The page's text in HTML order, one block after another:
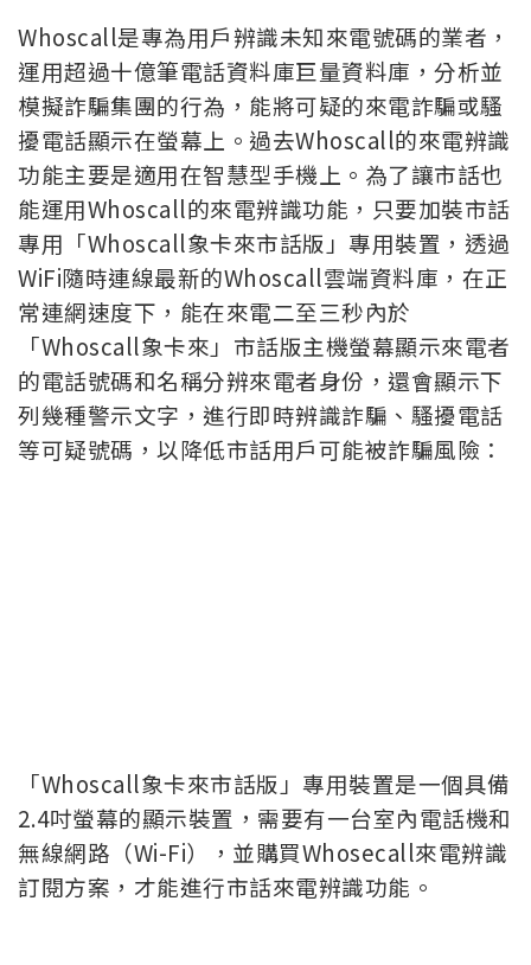
Whoscall是專為用戶辨識未知來電號碼的業者，
運用超過十億筆電話資料庫巨量資料庫，分析並
模擬詐騙集團的行為，能將可疑的來電詐騙或騷
擾電話顯示在螢幕上。過去Whoscall的來電辨識
功能主要是適用在智慧型手機上。為了讓市話也
能運用Whoscall的來電辨識功能，只要加裝市話
專用「Whoscall象卡來市話版」專用裝置，透過
WiFi隨時連線最新的Whoscall雲端資料庫，在正
常連網速度下，能在來電二至三秒內於
「Whoscall象卡來」市話版主機螢幕顯示來電者
的電話號碼和名稱分辨來電者身份，還會顯示下
列幾種警示文字，進行即時辨識詐騙、騷擾電話
等可疑號碼，以降低市話用戶可能被詐騙風險：
「Whoscall象卡來市話版」專用裝置是一個具備
2.4吋螢幕的顯示裝置，需要有一台室內電話機和
無線網路（Wi-Fi），並購買Whosecall來電辨識
訂閱方案，才能進行市話來電辨識功能。